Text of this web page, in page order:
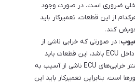
ضروری است. در صورت وجود
از این قطعات، تعمیرکار باید
کند.
: در صورتی که خرابی ناشی از
قطعات معیوب در داخل ECU باشد، این قطعات باید
تعویض شوند. بیشتر خرابی‌های ECU ناشی از آسیب به
است، بنابراین تعمیرکار باید این